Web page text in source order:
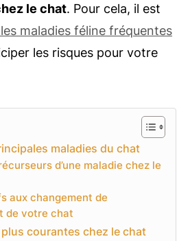
le chat. Pour cela, il est
maladies féline fréquentes
les risques pour votre
maladies du chat
d’une maladie chez le
aux changement de
de votre chat
courantes chez le chat